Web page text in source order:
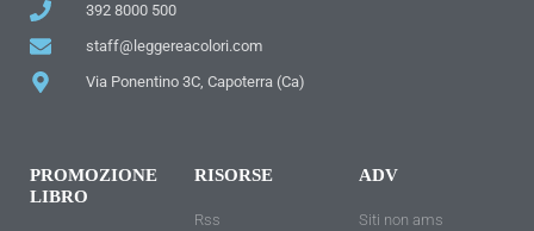
392 8000 500
staff@leggereacolori.com
Via Ponentino 3C, Capoterra (Ca)
PROMOZIONE
LIBRO
RISORSE
Rss
ADV
Siti non ams